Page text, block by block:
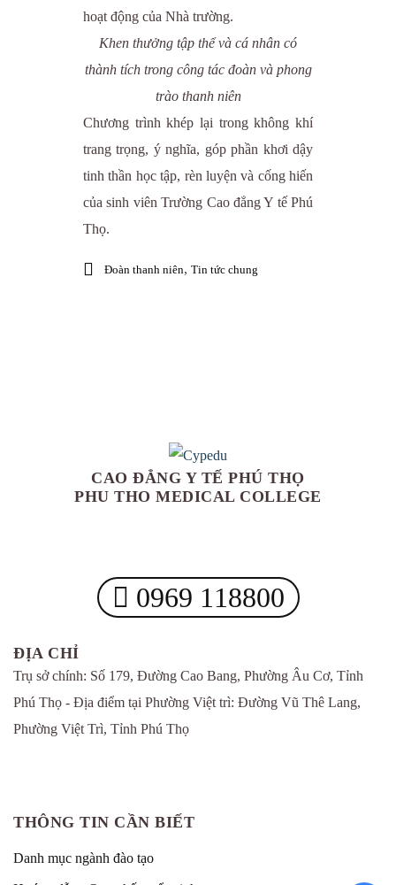
hoạt động của Nhà trường.
Khen thưởng tập thể và cá nhân có
thành tích trong công tác đoàn và phong
trào thanh niên
Chương trình khép lại trong không khí
trang trọng, ý nghĩa, góp phần khơi dậy
tinh thần học tập, rèn luyện và cống hiến
của sinh viên Trường Cao đẳng Y tế Phú
Thọ.
Đoàn thanh niên, Tin tức chung
CAO ĐẲNG Y TẾ PHÚ THỌ
PHU THO MEDICAL COLLEGE
0969 118800
ĐỊA CHỈ
Trụ sở chính: Số 179, Đường Cao Bang, Phường Âu Cơ, Tỉnh
Phú Thọ - Địa điểm tại Phường Việt trì: Đường Vũ Thê Lang,
Phường Việt Trì, Tỉnh Phú Thọ
THÔNG TIN CẦN BIẾT
Danh mục ngành đào tạo